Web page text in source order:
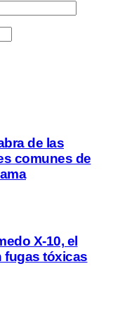
de las
comunes de
X-10, el
fugas tóxicas